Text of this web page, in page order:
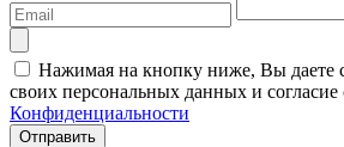
Нажимая на кнопку ниже, Вы даете
своих персональных данных и согласие
Конфиденциальности
Отправить